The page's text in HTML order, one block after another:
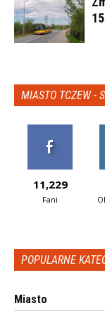
MIASTO TCZEW -
11,229
Fani
POPULARNE
Miasto